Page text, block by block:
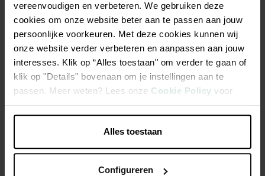
vereenvoudigen en verbeteren. We gebruiken deze
cookies om onze website beter aan te passen aan jouw
persoonlijke voorkeuren. Met deze cookies kunnen wij
onze website verder verbeteren en aanpassen aan jouw
interesses. Klik op “Alles toestaan" om verder te gaan of
klik op "Details" bovenaan om je instellingen aan te
passen. Meer weten? Lees onze Cookie Policy voor
meer informatie.
Alles toestaan
Configureren
Je planten groeien en hebben dus regelmatig meer
ruimte nodig. Ook potgrond verliest na verloop van tijd
zijn voedingsstoffen en moet je op tijd vervangen. Met
andere woorden: het is tijd om je planten teverpotten.
We geven je bij Horta graag tips én … de juiste
potgrond.
geen tuin heeft en toch graag de lente in al haar pracht
in huis haalt. En een extra tip: combineer bloembollen